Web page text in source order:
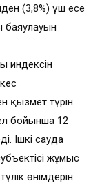
(3,8%) үш есе
баяулауын
индексін
қызмет түрін
бойынша 12
Ішкі сауда
жұмыс
өнімдерін